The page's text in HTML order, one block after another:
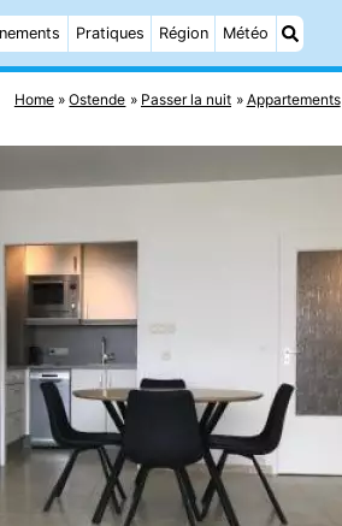
Pratiques Région Météo
Home Ostende Passer la nuit Appartements